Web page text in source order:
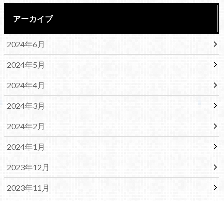
アーカイブ
2024年6月
2024年5月
2024年4月
2024年3月
2024年2月
2024年1月
2023年12月
2023年11月